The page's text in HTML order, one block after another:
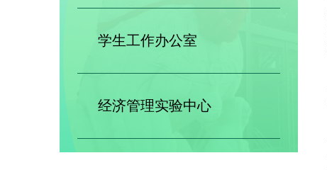
学生工作办公室
经济管理实验中心